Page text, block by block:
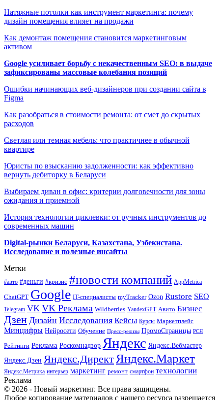
Натяжные потолки как инструмент маркетинга: почему
дизайн помещения влияет на продажи
Как демонтаж помещения становится маркетинговым
активом
Google усиливает борьбу с некачественным SEO: в выдаче
зафиксированы массовые колебания позиций
Ошибки начинающих веб-дизайнеров при создании сайта в
Figma
Как разобраться в стоимости ремонта: от смет до скрытых
расходов
Светлая или темная мебель: что практичнее в обычной
квартире
Юристы по взысканию задолженности: как эффективно
вернуть дебиторку в Беларуси
Выбираем диван в офис: критерии долговечности для зоны
ожидания и приемной
История технологии циклевки: от ручных инструментов до
современных машин
Digital-рынки Беларуси, Казахстана, Узбекистана.
Исследование и полезные инсайты
Метки
#авто #деньги #кризис #новости компаний AppMetrica
ChatGPT Google IT-специалисты myTracker Ozon Rustore SEO
Telegram VK VK Реклама Wildberries YandexGPT Авито Бизнес
Дзен Дизайн Исследования Кейсы Курсы Маркетплейс
Минцифры Нейросети Обучение Пресс-релизы ПромоСтраницы РСЯ
Рейтинги Реклама Роскомнадзор Яндекс Яндекс.Вебмастер
Яндекс.Дзен Яндекс.ДиректЯндекс.Маркет
Яндекс.Метрика интерьер маркетинг ремонт смартфон технологии
Реклама
© 2026 - Новый маркетинг. Все права защищены.
Любое копирование материалов с нашего ресурса разрешается